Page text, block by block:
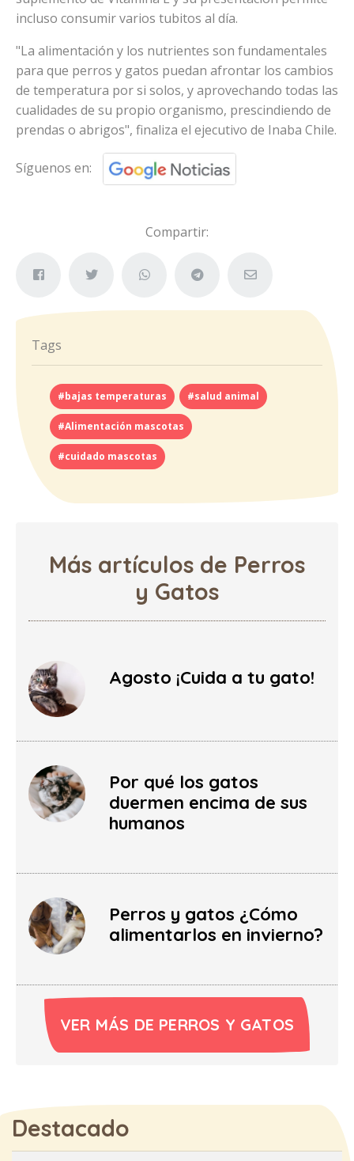
incluso consumir varios tubitos al día.
"La alimentación y los nutrientes son fundamentales
para que perros y gatos puedan afrontar los cambios
de temperatura por si solos, y aprovechando todas las
cualidades de su propio organismo, prescindiendo de
prendas o abrigos", finaliza el ejecutivo de Inaba Chile.
Síguenos en:
Compartir:
Tags
#bajas temperaturas #salud animal
#Alimentación mascotas
#cuidado mascotas
Más artículos de Perros
y Gatos
Agosto ¡Cuida a tu gato!
Por qué los gatos
duermen encima de sus
humanos
Perros y gatos ¿Cómo
alimentarlos en invierno?
VER MÁS DE PERROS Y GATOS
Destacado